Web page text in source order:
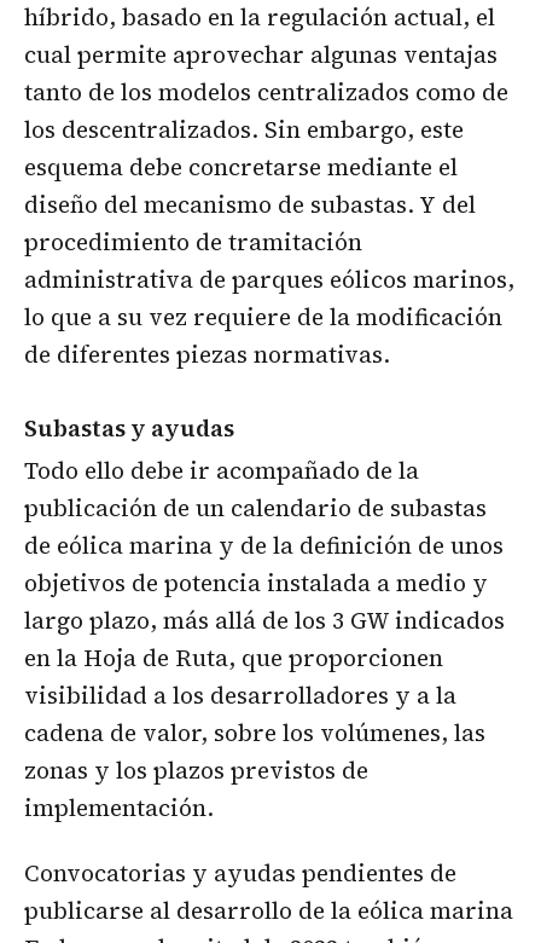
híbrido, basado en la regulación actual, el
cual permite aprovechar algunas ventajas
tanto de los modelos centralizados como de
los descentralizados. Sin embargo, este
esquema debe concretarse mediante el
diseño del mecanismo de subastas. Y del
procedimiento de tramitación
administrativa de parques eólicos marinos,
lo que a su vez requiere de la modificación
de diferentes piezas normativas.
Subastas y ayudas
Todo ello debe ir acompañado de la
publicación de un calendario de subastas
de eólica marina y de la definición de unos
objetivos de potencia instalada a medio y
largo plazo, más allá de los 3 GW indicados
en la Hoja de Ruta, que proporcionen
visibilidad a los desarrolladores y a la
cadena de valor, sobre los volúmenes, las
zonas y los plazos previstos de
implementación.
Convocatorias y ayudas pendientes de
publicarse al desarrollo de la eólica marina